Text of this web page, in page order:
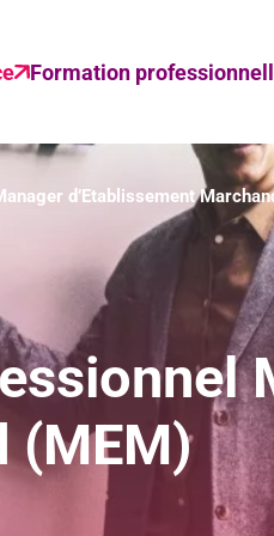
Formation
d’Etablissement
(MEM)